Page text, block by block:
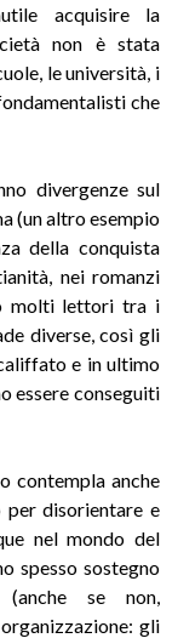
acquisire la
non è stata
le università, i
che
divergenze sul
(un altro esempio
della conquista
nei romanzi
molti lettori tra i
diverse, così gli
e in ultimo
essere conseguiti
contempla anche
disorientare e
nel mondo del
spesso sostegno
se non,
gli